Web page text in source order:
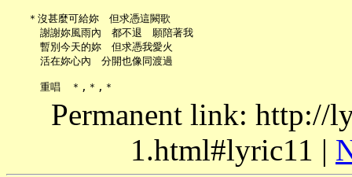
   ＊沒甚麼可給妳　但求憑這闕歌
     謝謝妳風雨內　都不退　願陪著我
     暫別今天的妳　但求憑我愛火
     活在妳心內　分開也像同渡過
Permanent link: http://
1.html#lyric11 |